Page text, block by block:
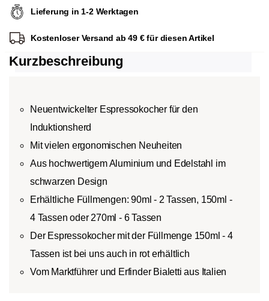
Lieferung in 1-2 Werktagen
Kostenloser Versand ab 49 € für diesen Artikel
Kurzbeschreibung
Neuentwickelter Espressokocher für den
Induktionsherd
Mit vielen ergonomischen Neuheiten
Aus hochwertigem Aluminium und Edelstahl im
schwarzen Design
Erhältliche Füllmengen: 90ml - 2 Tassen, 150ml -
4 Tassen oder 270ml - 6 Tassen
Der Espressokocher mit der Füllmenge 150ml - 4
Tassen ist bei uns auch in rot erhältlich
Vom Marktführer und Erfinder Bialetti aus Italien